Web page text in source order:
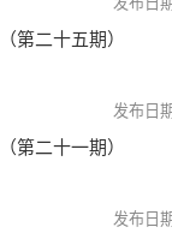
第二十五期）
第二十一期）